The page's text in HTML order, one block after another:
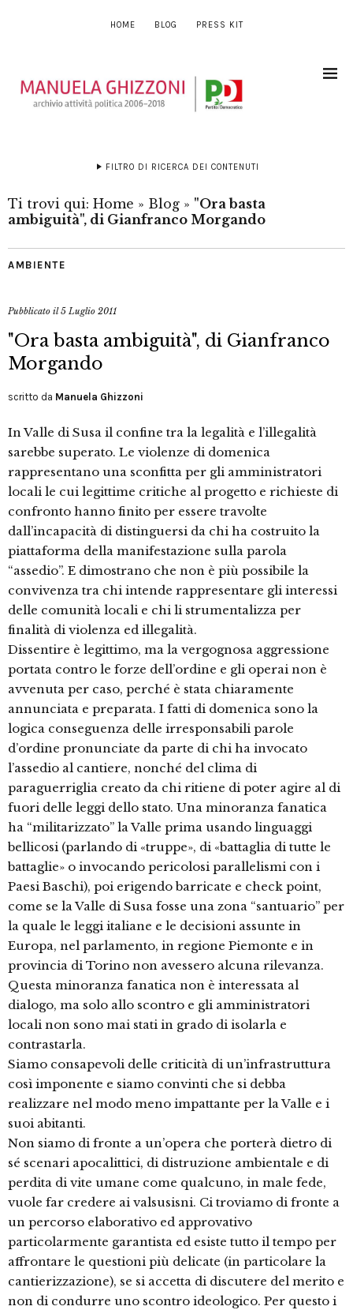
HOME BLOG PRESS KIT
FILTRO DI RICERCA DEI CONTENUTI
Ti trovi qui: Home » Blog » "Ora basta
ambiguità", di Gianfranco Morgando
AMBIENTE
Pubblicato il5 Luglio 2011
"Ora basta ambiguità", di Gianfranco
Morgando
scritto da Manuela Ghizzoni
In Valle di Susa il confine tra la legalità e l’illegalità
sarebbe superato. Le violenze di domenica
rappresentano una sconfitta per gli amministratori
locali le cui legittime critiche al progetto e richieste di
confronto hanno finito per essere travolte
dall’incapacità di distinguersi da chi ha costruito la
piattaforma della manifestazione sulla parola
“assedio”. E dimostrano che non è più possibile la
convivenza tra chi intende rappresentare gli interessi
delle comunità locali e chi li strumentalizza per
finalità di violenza ed illegalità.
Dissentire è legittimo, ma la vergognosa aggressione
portata contro le forze dell’ordine e gli operai non è
avvenuta per caso, perché è stata chiaramente
annunciata e preparata. I fatti di domenica sono la
logica conseguenza delle irresponsabili parole
d’ordine pronunciate da parte di chi ha invocato
l’assedio al cantiere, nonché del clima di
paraguerriglia creato da chi ritiene di poter agire al di
fuori delle leggi dello stato. Una minoranza fanatica
ha “militarizzato” la Valle prima usando linguaggi
bellicosi (parlando di «truppe», di «battaglia di tutte le
battaglie» o invocando pericolosi parallelismi con i
Paesi Baschi), poi erigendo barricate e check point,
come se la Valle di Susa fosse una zona “santuario” per
la quale le leggi italiane e le decisioni assunte in
Europa, nel parlamento, in regione Piemonte e in
provincia di Torino non avessero alcuna rilevanza.
Questa minoranza fanatica non è interessata al
dialogo, ma solo allo scontro e gli amministratori
locali non sono mai stati in grado di isolarla e
contrastarla.
Siamo consapevoli delle criticità di un’infrastruttura
così imponente e siamo convinti che si debba
realizzare nel modo meno impattante per la Valle e i
suoi abitanti.
Non siamo di fronte a un’opera che porterà dietro di
sé scenari apocalittici, di distruzione ambientale e di
perdita di vite umane come qualcuno, in male fede,
vuole far credere ai valsusisni. Ci troviamo di fronte a
un percorso elaborativo ed approvativo
particolarmente garantista ed esiste tutto il tempo per
affrontare le questioni più delicate (in particolare la
cantierizzazione), se si accetta di discutere del merito e
non di condurre uno scontro ideologico. Per questo i